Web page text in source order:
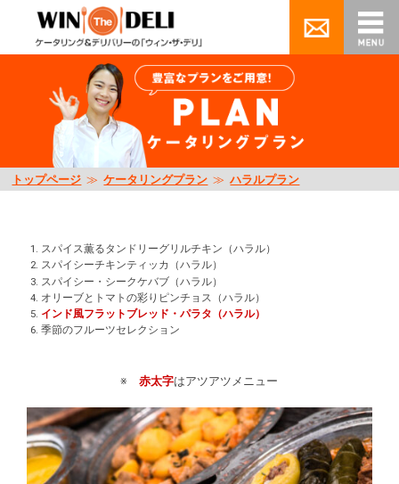
トップページ ≫ケータリングプラン ≫ハラルプラン
1. スパイス薫るタンドリーグリルチキン（ハラル）
2. スパイシーチキンティッカ（ハラル）
3. スパイシー・シークケバブ（ハラル）
4. オリーブとトマトの彩りピンチョス（ハラル）
5. インド風フラットブレッド・パラタ（ハラル）
6.季節のフルーツセレクション
※赤太字はアツアツメニュー